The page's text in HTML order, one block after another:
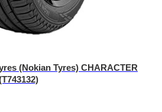
(Nokian Tyres) CHARACTER